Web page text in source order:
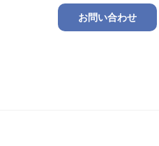
お問い合わせ